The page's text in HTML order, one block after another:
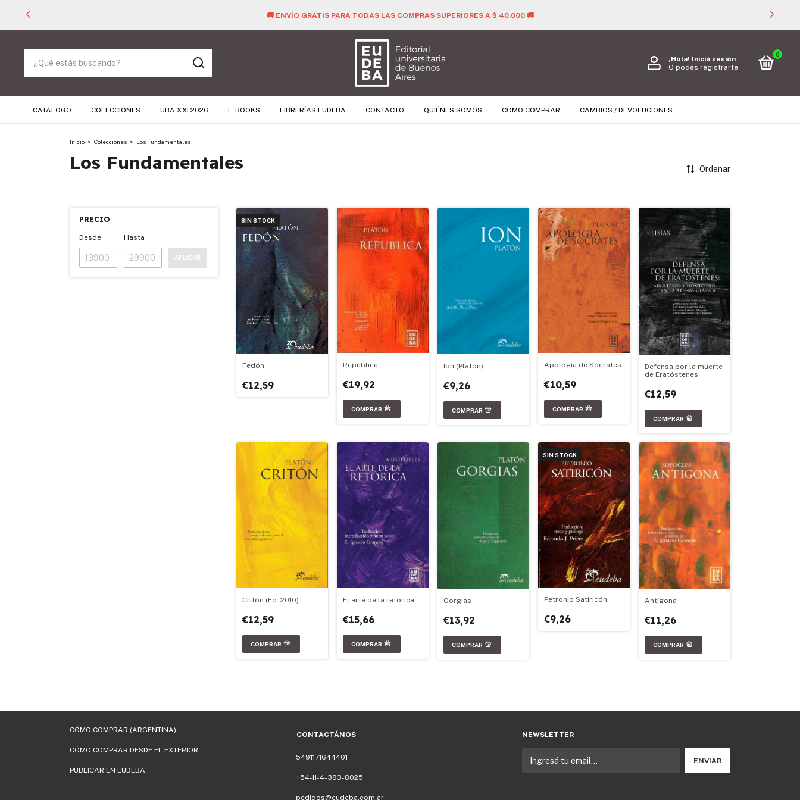
🚚 ENVÍO GRATIS PARA TODAS LAS COMPRAS SUPERIORES A $ 40.000 🚚
¡Hola! Iniciá sesión
O podés registrarte
0
CATÁLOGO COLECCIONES UBA XXI 2026 E-BOOKS LIBRERÍAS EUDEBA CONTACTO QUIÉNES SOMOS CÓMO COMPRAR CAMBIOS / DEVOLUCIONES
Inicio > Colecciones > Los Fundamentales
Los Fundamentales Ordenar
PRECIO
Desde Hasta
APLICAR
SIN STOCK
Fedón
€12,59
República
€19,92
Ion (Platón)
€9,26
Apología de Sócrates
€10,59
Defensa por la muerte
de Eratóstenes
€12,59
Critón (Ed. 2010)
€12,59
El arte de la retórica
€15,66
Gorgias
€13,92
SIN STOCK
Petronio Satiricón
€9,26
Antígona
€11,26
CÓMO COMPRAR (ARGENTINA)
CÓMO COMPRAR DESDE EL EXTERIOR
PUBLICAR EN EUDEBA
CONTACTÁNOS
5491171644401
+54-11-4-383-8025
pedidos@eudeba.com.ar
NEWSLETTER